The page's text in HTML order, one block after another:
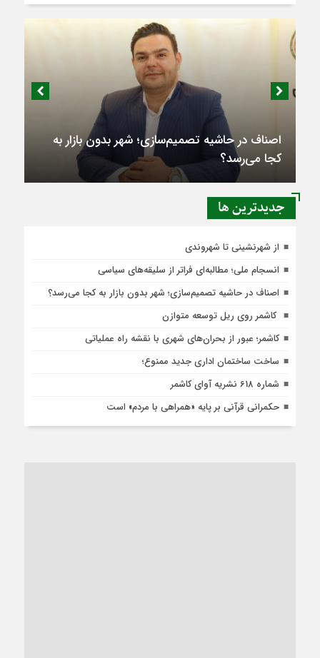
اصناف در حاشیه تصمیم‌سازی؛ شهر بدون بازار به
کجا می‌رسد؟
جديدترين ها
از شهرنشینی تا شهروندی
انسجام ملی؛ مطالبه‌ای فراتر از سلیقه‌های سیاسی
اصناف در حاشیه تصمیم‌سازی؛ شهر بدون بازار به کجا می‌رسد؟
کاشمر روی ریل توسعه متوازن
کاشمر؛ عبور از بحران‌های شهری با نقشه راه عملیاتی
ساخت ساختمان اداری جدید ممنوع؛
شماره 618 نشریه آوای کاشمر
حکمرانی قرآنی بر پایه «همراهی با مردم» است